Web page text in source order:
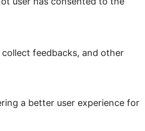
feedbacks, and other
a better user experience for